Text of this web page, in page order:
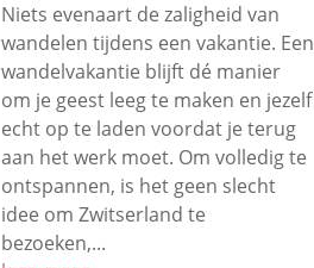
Niets evenaart de zaligheid van
wandelen tijdens een vakantie. Een
wandelvakantie blijft dé manier
om je geest leeg te maken en jezelf
echt op te laden voordat je terug
aan het werk moet. Om volledig te
ontspannen, is het geen slecht
idee om Zwitserland te
bezoeken,...